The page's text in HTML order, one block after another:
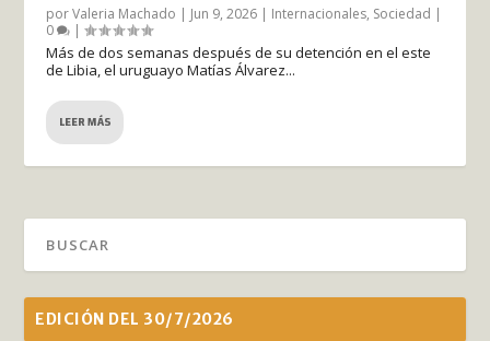
porValeria Machado | Jun 9, 2026 | Internacionales, Sociedad |
0
|
Más de dos semanas después de su detención en el este
de Libia, el uruguayo Matías Álvarez...
LEER MÁS
EDICIÓN DEL 30/7/2026